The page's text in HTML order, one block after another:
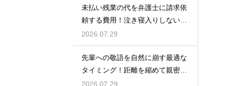
未払い残業の代を弁護士に請求依
頼する費用！泣き寝入りしないた
めの知識
2026.07.29
先輩への敬語を自然に崩す最適な
タイミング！距離を縮めて親密な
関係を築くためのステップ
2026.07.29